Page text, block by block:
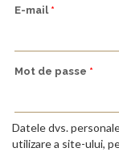
E-mail *
Mot de passe *
Datele dvs.
utilizare a site-ului,